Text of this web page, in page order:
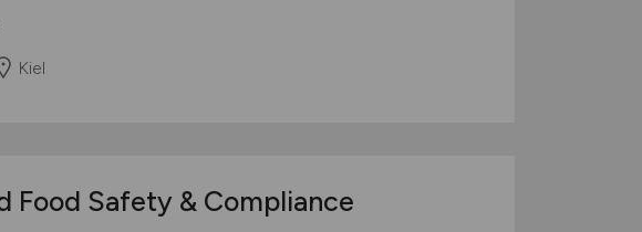
Kiel
Food Safety & Compliance